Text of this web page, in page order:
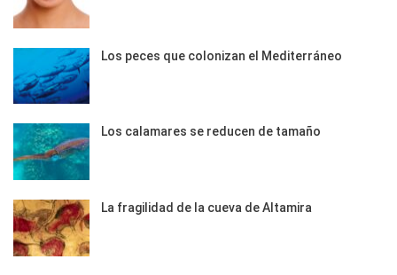
Los peces que colonizan el Mediterráneo
Los calamares se reducen de tamaño
La fragilidad de la cueva de Altamira